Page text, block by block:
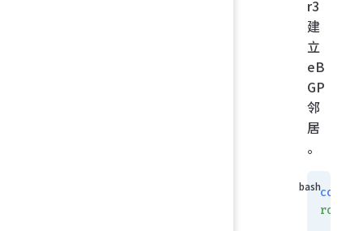
r3
建
立
eB
GP
邻
居
。
config
router